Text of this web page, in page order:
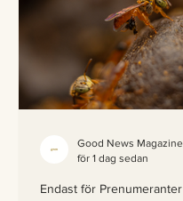
Endast för Prenumeranter
Good News Magazine
för 1 dag sedan